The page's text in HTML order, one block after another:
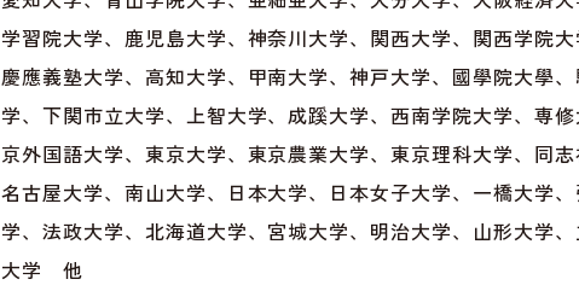
学習院大学、鹿児島大学、神奈川大学、関西大学、関西学院
慶應義塾大学、高知大学、甲南大学、神戸大学、國學院大學
学、下関市立大学、上智大学、成蹊大学、西南学院大学、専
京外国語大学、東京大学、東京農業大学、東京理科大学、同
名古屋大学、南山大学、日本大学、日本女子大学、一橋大学
学、法政大学、北海道大学、宮城大学、明治大学、山形大学
大学 他